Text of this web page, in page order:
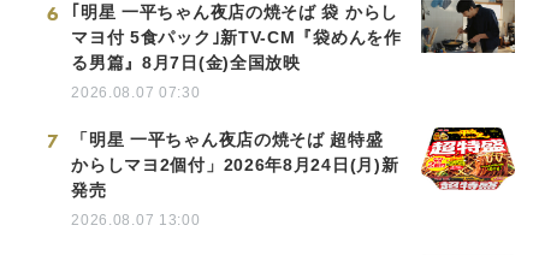
6
｢明星 一平ちゃん夜店の焼そば 袋 からし
マヨ付 5食パック｣新TV-CM『袋めんを作
る男篇』8月7日(金)全国放映
2026.08.07 07:30
7
「明星 一平ちゃん夜店の焼そば 超特盛
からしマヨ2個付」2026年8月24日(月)新
発売
2026.08.07 13:00